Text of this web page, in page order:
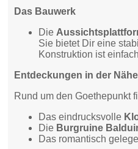
Das Bauwerk
Die
Sie bietet Dir eine
Konstruktion ist
Entdeckungen in der Nähe
Rund um den Goethepunkt
Das eindrucksvolle
Die Burgruine
Das romantisch